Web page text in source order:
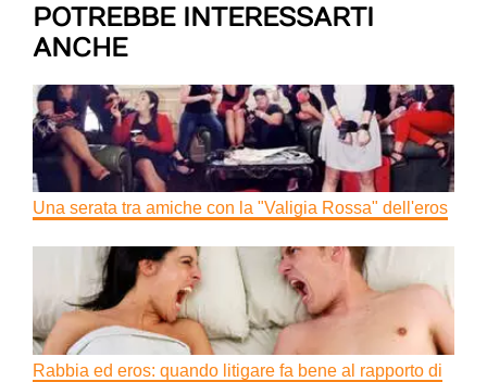
POTREBBE INTERESSARTI
ANCHE
Una serata tra amiche con la "Valigia Rossa" dell'eros
Rabbia ed eros: quando litigare fa bene al rapporto di